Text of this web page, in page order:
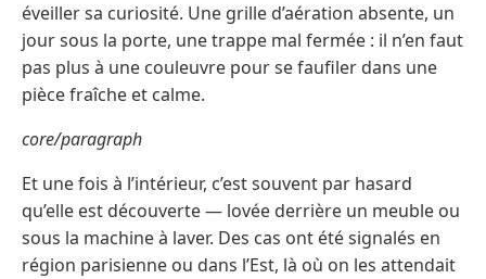
éveiller sa curiosité. Une grille d’aération absente, un
jour sous la porte, une trappe mal fermée : il n’en faut
pas plus à une couleuvre pour se faufiler dans une
pièce fraîche et calme.
core/paragraph
Et une fois à l’intérieur, c’est souvent par hasard
qu’elle est découverte — lovée derrière un meuble ou
sous la machine à laver. Des cas ont été signalés en
région parisienne ou dans l’Est, là où on les attendait